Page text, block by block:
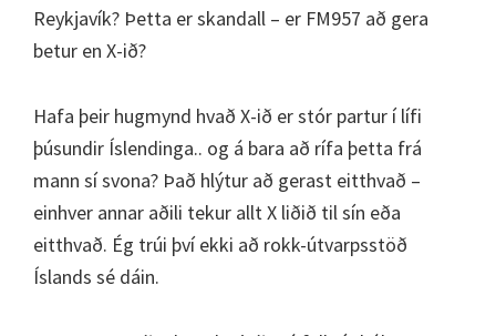
Reykjavík? Þetta er skandall – er FM957 að gera
betur en X-ið?
Hafa þeir hugmynd hvað X-ið er stór partur í lífi
þúsundir Íslendinga.. og á bara að rífa þetta frá
mann sí svona? Það hlýtur að gerast eitthvað –
einhver annar aðili tekur allt X liðið til sín eða
eitthvað. Ég trúi því ekki að rokk-útvarpsstöð
Íslands sé dáin.